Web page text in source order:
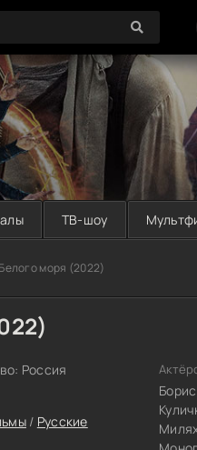
ТВ-шоу
моря (2022)
Россия
/ Русские